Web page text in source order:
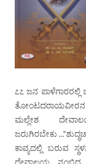
೭೭ ಜನ
ತೋಂಟದರಾಯವೀರನ
ಮಲ್ಲೇಶ
ಜರುಗಿರಬೇಕು
ಕಾವ್ಯದಲ್ಲಿ ಬರುವ
ದೇವಾಲಯ,